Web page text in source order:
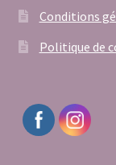
Conditions
Politique de